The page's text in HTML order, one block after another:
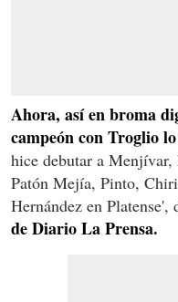
Ahora, así en broma
campeóncon Troglio
hice debutar a
Patón Mejía, Pinto,
Hernández en Platense',
de Diario La Prensa.